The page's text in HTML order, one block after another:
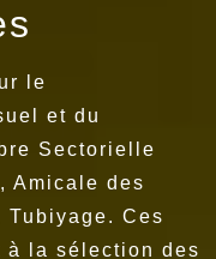
le
et du
Sectorielle
Amicale des
Tubiyage. Ces
la sélection des